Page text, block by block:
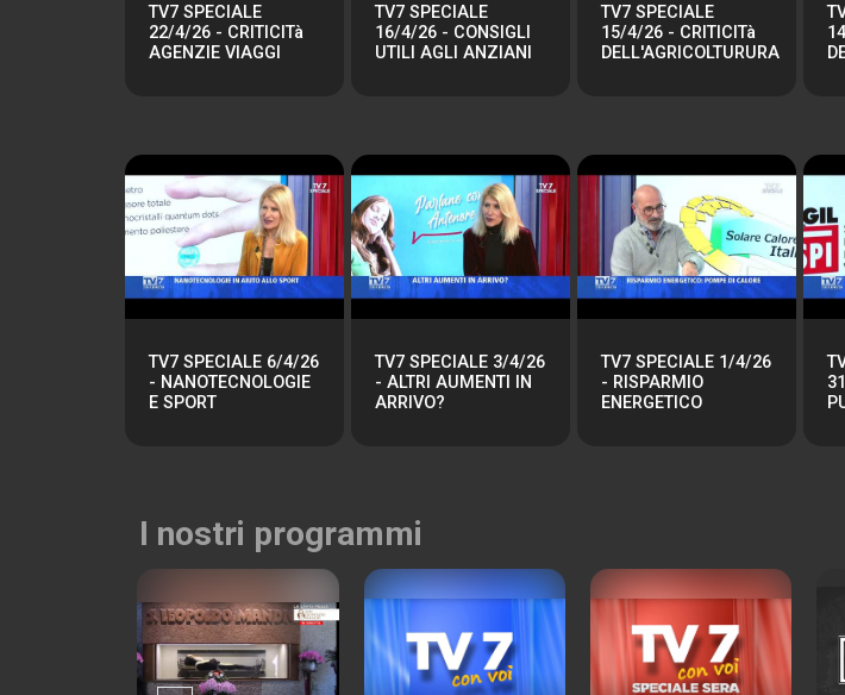
TV7 SPECIALE
22/4/26 - CRITICITà
AGENZIE VIAGGI
TV7 SPECIALE
16/4/26 - CONSIGLI
UTILI AGLI ANZIANI
TV7 SPECIALE
15/4/26 - CRITICITà
DELL'AGRICOLTURURA
TV7 SPECIALE 6/4/26
- NANOTECNOLOGIE
E SPORT
TV7 SPECIALE 3/4/26
- ALTRI AUMENTI IN
ARRIVO?
TV7 SPECIALE 1/4/26
- RISPARMIO
ENERGETICO
I nostri programmi